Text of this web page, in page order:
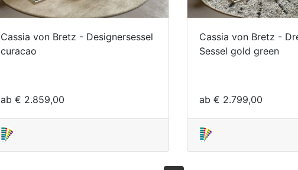
Cassia von Bretz - Designersessel
curacao
ab € 2.859,00
Cassia von Bretz -
Sessel gold green
ab € 2.799,00